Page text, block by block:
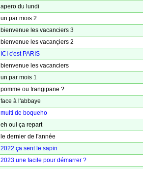
apero du lundi
un par mois 2
bienvenue les vacanciers 3
bienvenue les vacançiers 2
ICI c'est PARIS
bienvenue les vacanciers
un par mois 1
pomme ou frangipane ?
face à l'abbaye
multi de boqueho
eh oui ça repart
le dernier de l'année
2022 ça sent le sapin
2023 une facile pour démarrer ?